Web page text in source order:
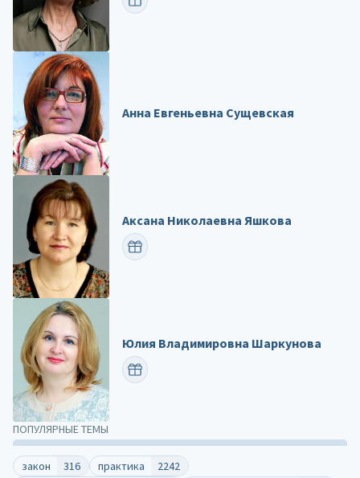
ПОПУЛЯРНЫЕ ТЕМЫ
закон 316 практика
2242
Анна Евгеньевна Сущевская
Аксана Николаевна Яшкова
ПОЗДРАВИТЬ
Юлия Владимировна Шаркунова
ПОЗДРАВИТЬ